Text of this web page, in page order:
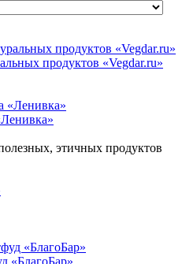
продуктов «Vegdar.ru»
этичных продуктов
«БлагоБар»